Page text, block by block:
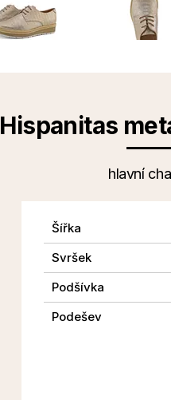
Hispanitas
hlavní
Šířka
Svršek
Podšívka
Podešev